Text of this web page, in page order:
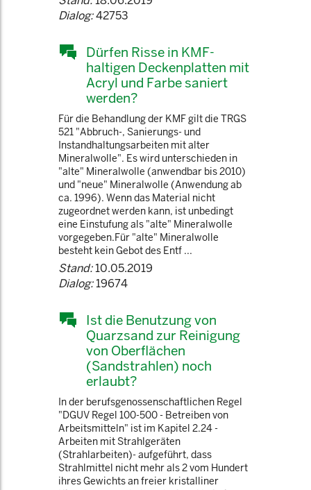
Dialog:42753
Dürfen Risse in KMF-
haltigen Deckenplatten mit
Acryl und Farbe saniert
werden?
Für die Behandlung der KMF gilt die TRGS
521 "Abbruch-, Sanierungs- und
Instandhaltungsarbeiten mit alter
Mineralwolle". Es wird unterschieden in
"alte" Mineralwolle (anwendbar bis 2010)
und "neue" Mineralwolle (Anwendung ab
ca. 1996). Wenn das Material nicht
zugeordnet werden kann, ist unbedingt
eine Einstufung als "alte" Mineralwolle
vorgegeben.Für "alte" Mineralwolle
besteht kein Gebot des Entf ...
Stand:10.05.2019
Dialog:19674
Ist die Benutzung von
Quarzsand zur Reinigung
von Oberflächen
(Sandstrahlen) noch
erlaubt?
In der berufsgenossenschaftlichen Regel
"DGUV Regel 100-500 - Betreiben von
Arbeitsmitteln" ist im Kapitel 2.24 -
Arbeiten mit Strahlgeräten
(Strahlarbeiten)- aufgeführt, dass
Strahlmittel nicht mehr als 2 vom Hundert
ihres Gewichts an freier kristalliner